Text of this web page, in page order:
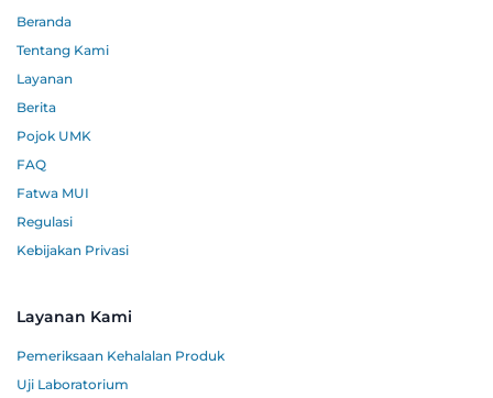
Beranda
Tentang Kami
Layanan
Berita
Pojok UMK
FAQ
Fatwa MUI
Regulasi
Kebijakan Privasi
Layanan Kami
Pemeriksaan Kehalalan Produk
Uji Laboratorium